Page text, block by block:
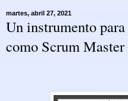
martes, abril 27, 2021
Un instrumento
como Scrum Master